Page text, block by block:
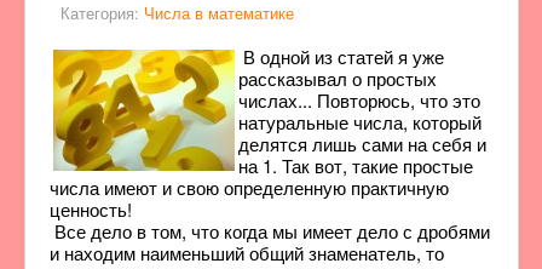
Категория: Числа в математике
В одной из статей я уже
рассказывал о простых
числах... Повторюсь, что это
натуральные числа, который
делятся лишь сами на себя и
на 1. Так вот, такие простые
числа имеют и свою определенную практичную
ценность!
Все дело в том, что когда мы имеет дело с дробями
и находим наименьший общий знаменатель, то